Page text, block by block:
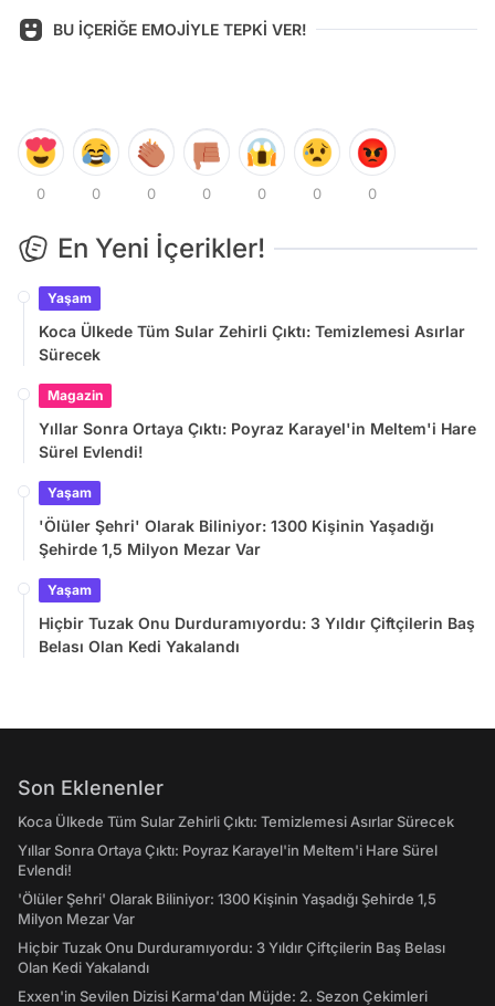
BU İÇERİĞE EMOJİYLE TEPKİ VER!
0 0 0 0 0 0 0
En Yeni İçerikler!
Yaşam
Koca Ülkede Tüm Sular Zehirli Çıktı: Temizlemesi Asırlar
Sürecek
Magazin
Yıllar Sonra Ortaya Çıktı: Poyraz Karayel'in Meltem'i Hare
Sürel Evlendi!
Yaşam
'Ölüler Şehri' Olarak Biliniyor: 1300 Kişinin Yaşadığı
Şehirde 1,5 Milyon Mezar Var
Yaşam
Hiçbir Tuzak Onu Durduramıyordu: 3 Yıldır Çiftçilerin Baş
Belası Olan Kedi Yakalandı
Son Eklenenler
Koca Ülkede Tüm Sular Zehirli Çıktı: Temizlemesi Asırlar Sürecek
Yıllar Sonra Ortaya Çıktı: Poyraz Karayel'in Meltem'i Hare Sürel
Evlendi!
'Ölüler Şehri' Olarak Biliniyor: 1300 Kişinin Yaşadığı Şehirde 1,5
Milyon Mezar Var
Hiçbir Tuzak Onu Durduramıyordu: 3 Yıldır Çiftçilerin Baş Belası
Olan Kedi Yakalandı
Exxen'in Sevilen Dizisi Karma'dan Müjde: 2. Sezon Çekimleri